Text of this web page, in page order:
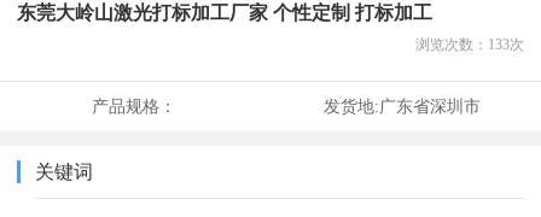
东莞大岭山激光打标加工厂家 个性定制 打标加工
浏览次数： 133次
产品规格： 发货地:广东省深圳市
关键词